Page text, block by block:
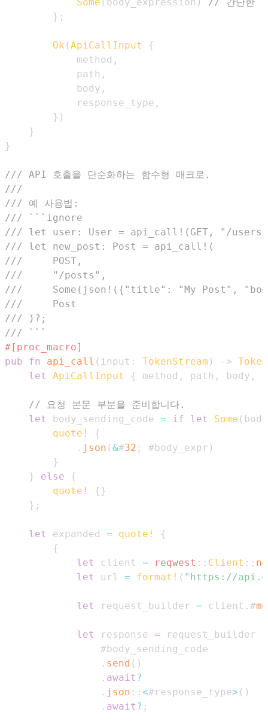
} ;
Ok (ApiCallInput
{
            method
,
            path
,
            body
,
            response_type
,
} )
}
}
/// API 호출을 단순화하는 함수형 매크로.
///
/// 예 사용법:
/// ```ignore
/// let user: User = api_call!(GET, "/users/
/// let new_post: Post = api_call!(
///     POST,
///     "/posts",
///     Some(json!({"title": "My Post",
///     Post
/// )?;
/// ```
#[proc_macro]
pub
fn api_call ( input : TokenStream ) ->
let
ApiCallInput { method , path , body ,
// 요청 본문 부분을 준비합니다.
let
body_sending_code = if let Some (
quote!
{
. json (&#32 ; #body_expr )
}
}
else
{
quote!
{ }
} ;
let expanded = quote!
{
{
let
client = reqwest :: Client ::
let
url = format! ( "https://
let request_builder = client . #
let response =
. send ( )
. await ?
. json :: <#response_type> ( )
. await ? ;